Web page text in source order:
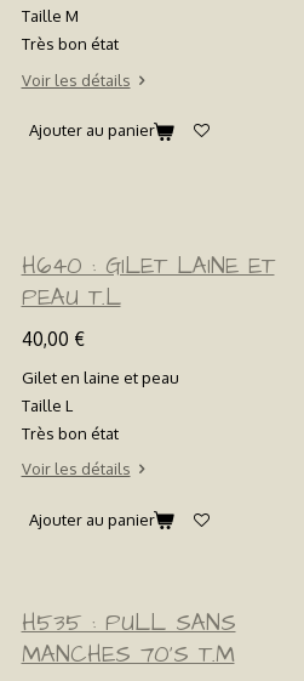
Taille M
Très bon état
Voir les détails
Ajouter au panier
H640 : GILET LAINE ET
PEAU T.L
40,00 €
Gilet en laine et peau
Taille L
Très bon état
Voir les détails
Ajouter au panier
H535 : PULL SANS
MANCHES 70'S T.M